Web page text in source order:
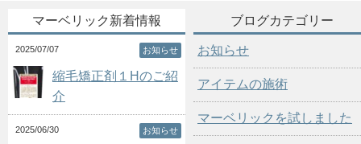
マーベリック新着情報
2025/07/07 お知らせ
縮毛矯正剤１Hのご紹
介
2025/06/30 お知らせ
ブログカテゴリー
お知らせ
アイテムの施術
マーベリックを試しました